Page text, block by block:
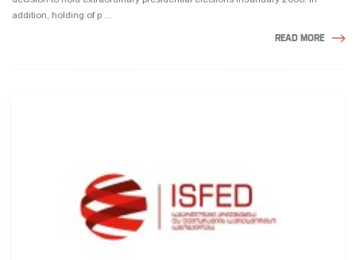
addition, holding of p ...
READ MORE